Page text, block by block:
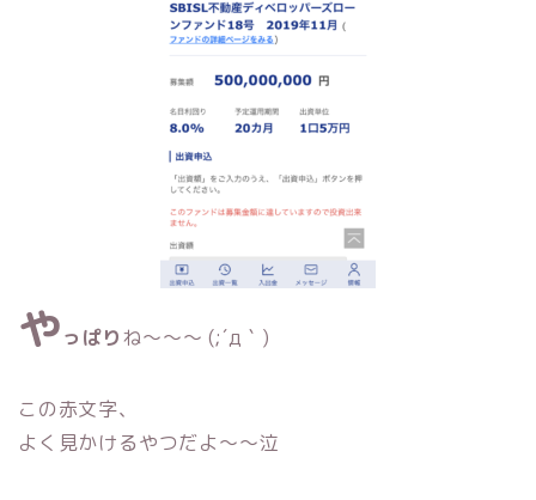
やっぱりね〜〜〜 (;´д｀)
この赤文字、
よく見かけるやつだよ〜〜泣